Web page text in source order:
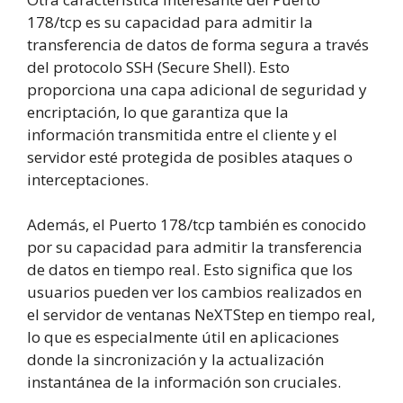
178/tcp es su capacidad para admitir la
transferencia de datos de forma segura a través
del protocolo SSH (Secure Shell). Esto
proporciona una capa adicional de seguridad y
encriptación, lo que garantiza que la
información transmitida entre el cliente y el
servidor esté protegida de posibles ataques o
interceptaciones.
Además, el Puerto 178/tcp también es conocido
por su capacidad para admitir la transferencia
de datos en tiempo real. Esto significa que los
usuarios pueden ver los cambios realizados en
el servidor de ventanas NeXTStep en tiempo real,
lo que es especialmente útil en aplicaciones
donde la sincronización y la actualización
instantánea de la información son cruciales.